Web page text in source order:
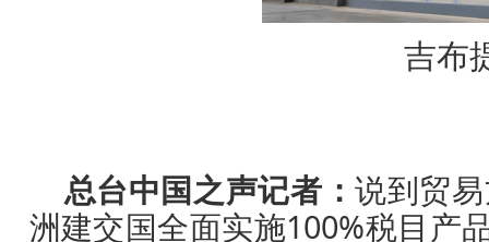
吉布
总台中国之声记者：说到贸
洲建交国全面实施100%税目产